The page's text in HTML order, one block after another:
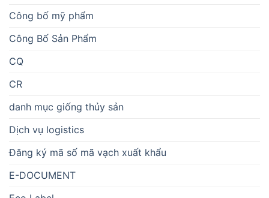
Công bố mỹ phẩm
Công Bố Sản Phẩm
CQ
CR
danh mục giống thủy sản
Dịch vụ logistics
Đăng ký mã số mã vạch xuất khẩu
E-DOCUMENT